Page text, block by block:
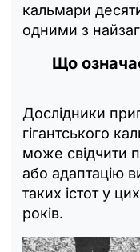
кальмари
одними з
Що
Дослідники
гігантського
може свідчити
або адаптацію
таких істот у
років.